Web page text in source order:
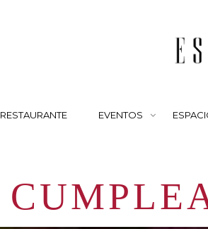
RESTAURANTE EVENTOS